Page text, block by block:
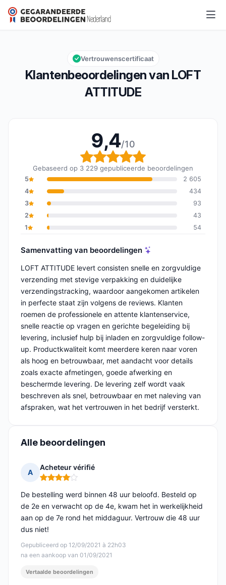
LOFT ATTITUDE
Algemene beoordeling: 9,4 van 10
9,4/10
Klantenbeoordelingen van LOFT
ATTITUDE
Vertrouwenscertificaat
9,4/10
Algemene beoordeling:
Gebaseerd op 3 229 gepubliceerde beoordelingen
5
2 605
4
434
3
93
2
43
1
54
Samenvatting van beoordelingen
LOFT ATTITUDE levert consisten snelle en zorgvuldige
verzending met stevige verpakking en duidelijke
verzendingstracking, waardoor aangekomen artikelen
in perfecte staat zijn volgens de reviews. Klanten
roemen de professionele en attente klantenservice,
snelle reactie op vragen en gerichte begeleiding bij
levering, inclusief hulp bij inladen en zorgvuldige follow-
up. Productkwaliteit komt meerdere keren naar voren
als hoog en betrouwbaar, met aandacht voor details
zoals exacte afmetingen, goede afwerking en
beschermde levering. De levering zelf wordt vaak
beschreven als snel, betrouwbaar en met naleving van
afspraken, wat het vertrouwen in het bedrijf versterkt.
Alle beoordelingen
A
Acheteur vérifié
Opmerking: 4 van 5
Gepubliceerd op 12/09/2021 à 22h03
na een aankoop van 01/09/2021
De bestelling werd binnen 48 uur beloofd. Besteld op
de 2e en verwacht op de 4e, kwam het in werkelijkheid
aan op de 7e rond het middaguur. Vertrouw die 48 uur
dus niet!
Vertaalde beoordelingen